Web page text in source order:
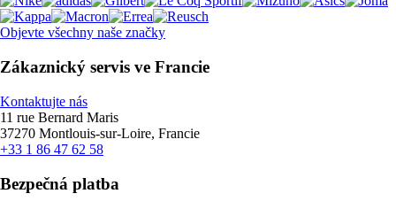
Objevte všechny naše značky
Zákaznický servis ve Francie
Kontaktujte nás
11 rue Bernard Maris
37270 Montlouis-sur-Loire, Francie
+33 1 86 47 62 58
Bezpečná platba